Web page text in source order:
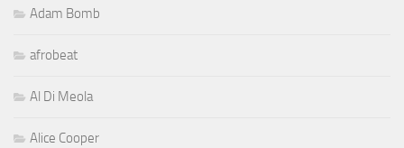
Adam Bomb
afrobeat
Al Di Meola
Alice Cooper